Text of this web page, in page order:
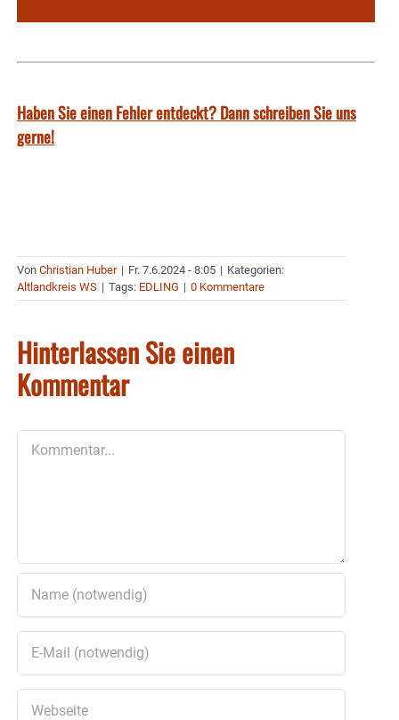
Haben Sie einen Fehler entdeckt? Dann schreiben Sie uns
gerne!
Von Christian Huber | Fr. 7.6.2024 - 8:05 | Kategorien:
Altlandkreis WS | Tags: EDLING | 0 Kommentare
Hinterlassen Sie einen
Kommentar